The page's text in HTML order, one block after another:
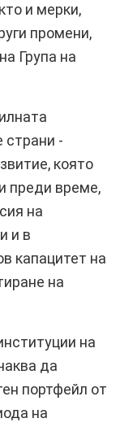
и мерки,
промени,
Група на
страни -
която
преди време,
на
и в
капацитет на
на
на
да
портфейл от
на